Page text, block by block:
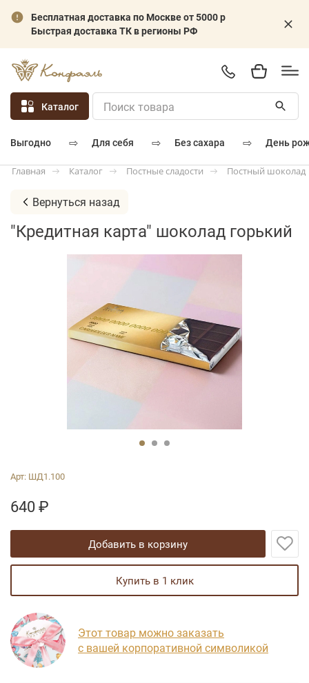
Бесплатная доставка по Москве от 5000 р
Быстрая доставка ТК в регионы РФ
Каталог
выгодно ⇨ для себя ⇨ без сахара ⇨ день
Главная Каталог Постные сладости Постный шоколад
Вернуться назад
"Кредитная карта" шоколад горький
Арт: ШД1.100
640 ₽
добавить в корзину
купить в 1 клик
Этот товар можно заказать
с вашей корпоративной символикой